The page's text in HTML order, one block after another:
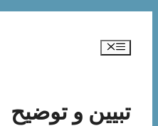
فهرست
تبيين و توضيح